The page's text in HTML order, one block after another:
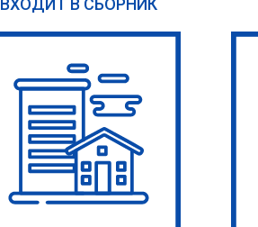
ВХОДИТ В СБОРНИК